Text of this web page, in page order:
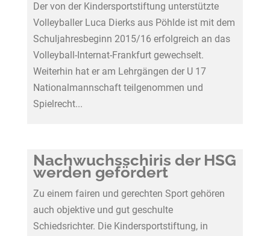
Der von der Kindersportstiftung unterstützte
Volleyballer Luca Dierks aus Pöhlde ist mit dem
Schuljahresbeginn 2015/16 erfolgreich an das
Volleyball-Internat-Frankfurt gewechselt.
Weiterhin hat er am Lehrgängen der U 17
Nationalmannschaft teilgenommen und
Spielrecht...
Nachwuchsschiris der HSG
werden gefördert
Zu einem fairen und gerechten Sport gehören
auch objektive und gut geschulte
Schiedsrichter. Die Kindersportstiftung, in